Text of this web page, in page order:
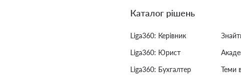
Каталог рішень
Liga360: Керівник
Liga360: Юрист
Liga360: Бухгалтер
Теми